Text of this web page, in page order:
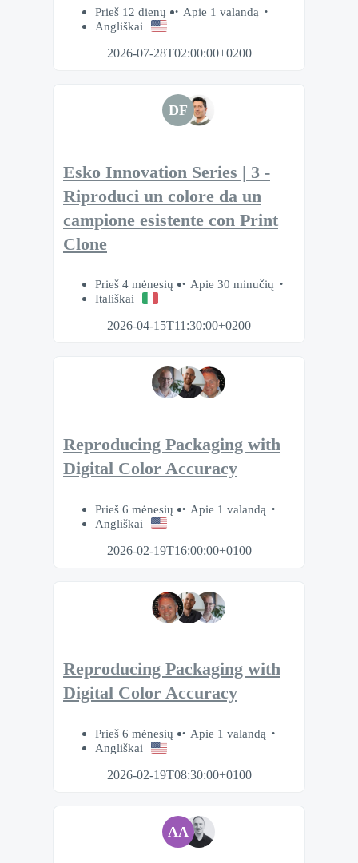
Prieš 12 dienų
Apie 1 valandą
Angliškai
2026-07-28T02:00:00+0200
DF
Esko Innovation Series | 3 -
Riproduci un colore da un
campione esistente con Print
Clone
Prieš 4 mėnesių
Apie 30 minučių
Itališkai
2026-04-15T11:30:00+0200
Reproducing Packaging with
Digital Color Accuracy
Prieš 6 mėnesių
Apie 1 valandą
Angliškai
2026-02-19T16:00:00+0100
Reproducing Packaging with
Digital Color Accuracy
Prieš 6 mėnesių
Apie 1 valandą
Angliškai
2026-02-19T08:30:00+0100
AA